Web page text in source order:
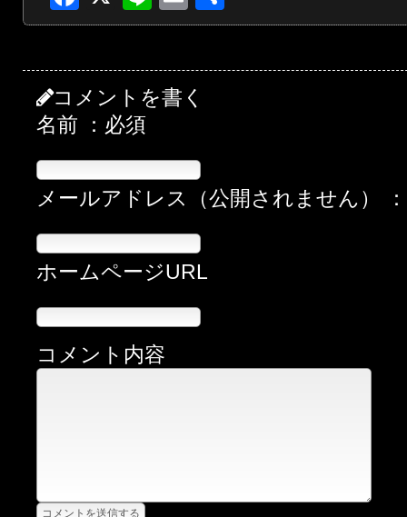
有
コメントを書く
名前 ：必須
メールアドレス（公開されません）
ホームページURL
コメント内容